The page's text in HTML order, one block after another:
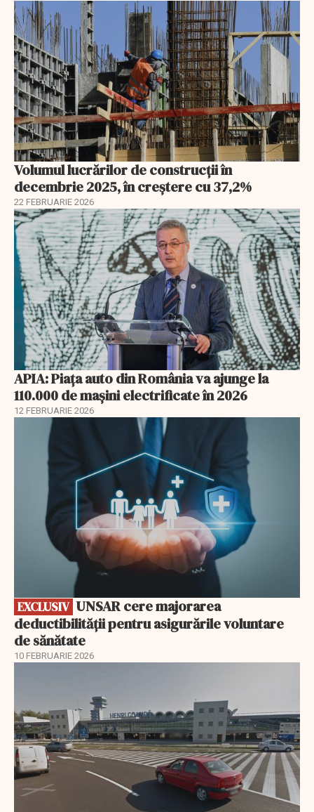
Volumul lucrărilor de construcții în
decembrie 2025, în creștere cu 37,2%
22 FEBRUARIE 2026
APIA: Piața auto din România va ajunge la
110.000 de mașini electrificate în 2026
12 FEBRUARIE 2026
EXCLUSIV
EXCLUSIV
deductibilității pentru asigurările voluntare
de sănătate
10 FEBRUARIE 2026